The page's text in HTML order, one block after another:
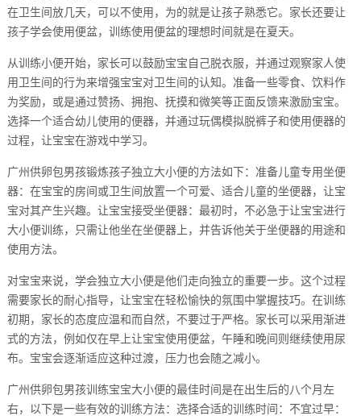
在卫生间放几天，可以不使用，为的就是让孩子熟悉它。家长还要让
孩子学会使用便盆，训练使用便盆的理想时间就是在夏天。
从训练小便开始，家长可以鼓励宝宝自己脱衣服，并通过观察家人使
用卫生间的行为来增强宝宝对卫生间的认知。准备一些零食、饮料作
为奖励，或是通过赞扬、拥抱、抚摸和微笑等正面反馈来激励宝宝。
选择一个适合幼儿使用的便器，并通过玩偶模拟脱裤子和使用便器的
过程，让宝宝在游戏中学习。
广州供卵包男孩锻炼孩子独立大小便的方法如下：准备儿童专用坐便
器：在宝宝的房间或卫生间放置一个可爱、适合儿童的坐便器，让宝
宝对其产生兴趣。让宝宝接受坐便器：最初时，不必急于让宝宝进行
大小便训练，只需让他坐在坐便器上，并告诉他关于坐便器的用途和
使用方法。
对宝宝来说，学会独立大小便是他们走向独立的重要一步。这个过程
需要家长的耐心指导，让宝宝在轻松愉快的氛围中掌握技巧。在训练
初期，家长的态度应温和而自然，不要过于严格。家长可以采用渐进
式的方法，例如仅在早上让宝宝使用便盆，午睡和晚间则继续使用尿
布。宝宝会逐渐适应这种过渡，压力也会随之减小。
广州供卵包男孩训练宝宝大小便的最佳时间是在出生后的八个月左
右，以下是一些有效的训练方法：选择合适的训练时间：不宜过早：